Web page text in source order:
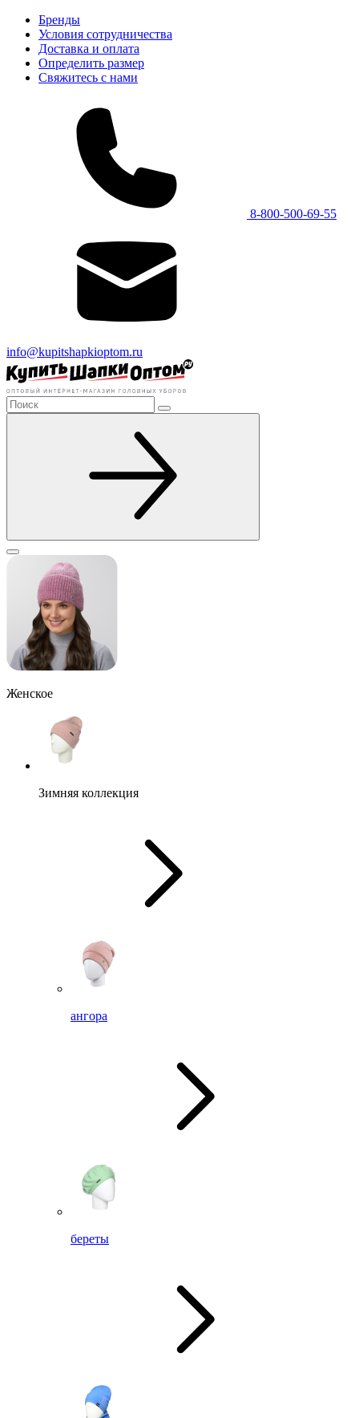
Бренды
Условия сотрудничества
Доставка и оплата
Определить размер
Свяжитесь с нами
8-800-500-69-55
info@kupitshapkioptom.ru
Женское
Зимняя коллекция
ангора
береты